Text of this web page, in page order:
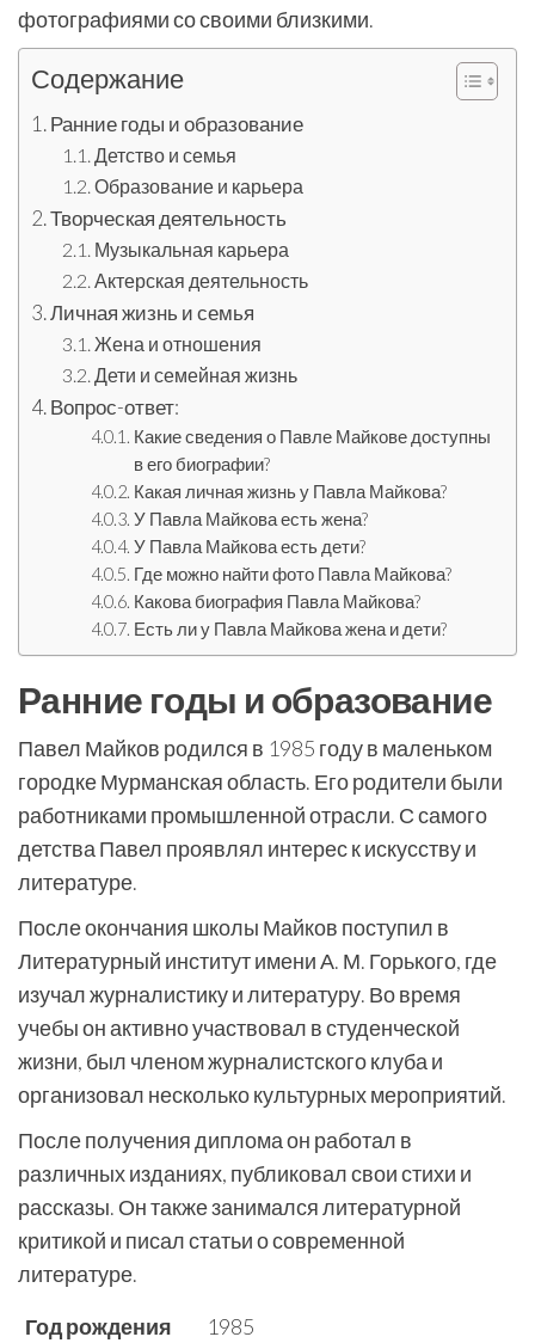
фотографиями со своими близкими.
Содержание
Ранние годы и образование
Детство и семья
Образование и карьера
Творческая деятельность
Музыкальная карьера
Актерская деятельность
Личная жизнь и семья
Жена и отношения
Дети и семейная жизнь
Вопрос-ответ:
Какие сведения о Павле Майкове доступны
в его биографии?
Какая личная жизнь у Павла Майкова?
У Павла Майкова есть жена?
У Павла Майкова есть дети?
Где можно найти фото Павла Майкова?
Какова биография Павла Майкова?
Есть ли у Павла Майкова жена и дети?
Ранние годы и образование
Павел Майков родился в 1985 году в маленьком
городке Мурманская область. Его родители были
работниками промышленной отрасли. С самого
детства Павел проявлял интерес к искусству и
литературе.
После окончания школы Майков поступил в
Литературный институт имени А. М. Горького, где
изучал журналистику и литературу. Во время
учебы он активно участвовал в студенческой
жизни, был членом журналистского клуба и
организовал несколько культурных мероприятий.
После получения диплома он работал в
различных изданиях, публиковал свои стихи и
рассказы. Он также занимался литературной
критикой и писал статьи о современной
литературе.
Год рождения
1985